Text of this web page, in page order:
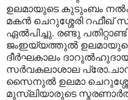
ഉലമായുടെ കുടുംബം
മകന്‍ ചെറുശ്ശേരി റഫീഖ്
ഏല്‍പിച്ചു. രണ്ടു
ജംഇയ്യത്തുല്‍ ഉലമായുടെ
ദീര്‍ഘകാലം
സര്‍വകലാശാല
സൈനുല്‍ ഉലമാ
മുസ്‌ലിയാരുടെ